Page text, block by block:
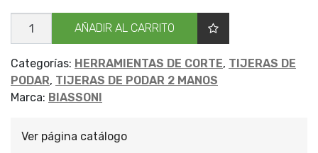
TIJ
PODAR
2
600
ARTICU
BIA
cantidad
AÑADIR AL CARRITO
Categorías: HERRAMIENTAS DE CORTE, TIJERAS DE
PODAR, TIJERAS DE PODAR 2 MANOS
Marca: BIASSONI
Ver página catálogo